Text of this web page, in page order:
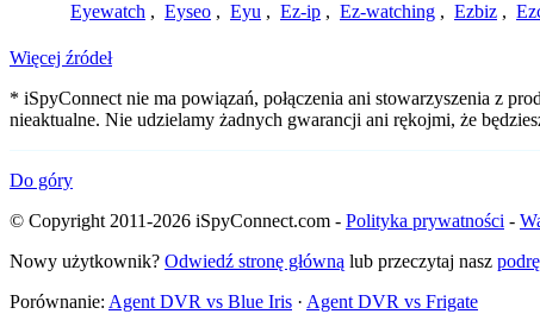
Eyewatch , Eyseo , Eyu , Ez-ip , Ez-watching , Ezbiz ,
Więcej źródeł
* iSpyConnect nie ma powiązań, połączenia ani stowarzyszenia z
nieaktualne. Nie udzielamy żadnych gwarancji ani rękojmi, że
Do góry
© Copyright 2011-2026 iSpyConnect.com - Polityka prywatności -
Nowy użytkownik? Odwiedź stronę główną lub przeczytaj nasz
Porównanie: Agent DVR vs Blue Iris · Agent DVR vs Frigate